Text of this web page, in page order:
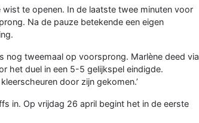
te openen. In de laatste twee minuten voor
Na de pauze betekende een eigen
nog tweemaal op voorsprong. Marlène deed via
het duel in een 5-5 gelijkspel eindigde.
door zijn gekomen.’
in. Op vrijdag 26 april begint het in de eerste